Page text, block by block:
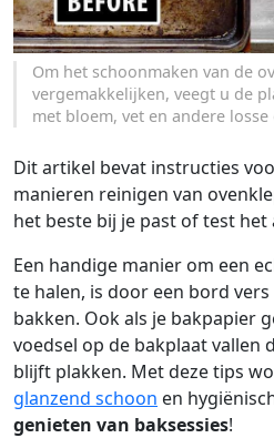
Om het schoonmaken van de
vergemakkelijken, veegt u de
met bloem, vet en andere losse
Dit artikel bevat instructies
manieren reinigen van
het beste bij je past of test het
Een handige manier om een
te halen, is door een bord
bakken. Ook als je bakpapier
voedsel op de bakplaat vallen
blijft plakken. Met deze tips
glanzend schoon en
genieten van baksessies!